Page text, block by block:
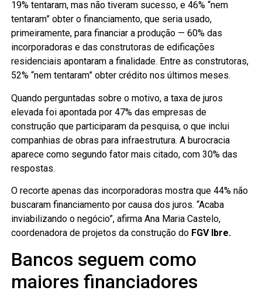
19% tentaram, mas não tiveram sucesso, e 46% “nem
tentaram” obter o financiamento, que seria usado,
primeiramente, para financiar a produção — 60% das
incorporadoras e das construtoras de edificações
residenciais apontaram a finalidade. Entre as construtoras,
52% “nem tentaram” obter crédito nos últimos meses.
Quando perguntadas sobre o motivo, a taxa de juros
elevada foi apontada por 47% das empresas de
construção que participaram da pesquisa, o que inclui
companhias de obras para infraestrutura. A burocracia
aparece como segundo fator mais citado, com 30% das
respostas.
O recorte apenas das incorporadoras mostra que 44% não
buscaram financiamento por causa dos juros. “Acaba
inviabilizando o negócio”, afirma Ana Maria Castelo,
coordenadora de projetos da construção doFGV Ibre.
Bancos seguem como
maiores financiadores